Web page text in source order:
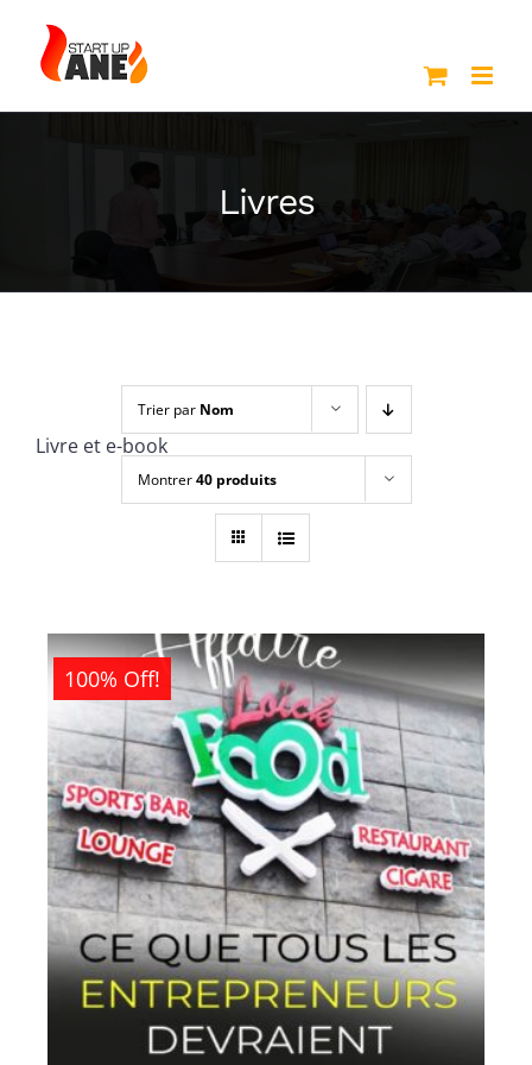
contenu
Livres
Livre et e-book
Trier par Nom
Montrer40 produits
100% Off!